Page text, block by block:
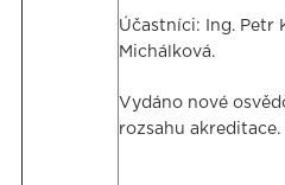
Účastníci: Ing. Petr
Michálková.
Vydáno nové
rozsahu akreditace.